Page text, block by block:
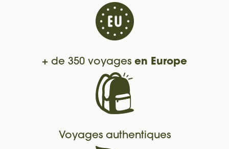
+ de 350 voyages en Europe
Voyages authentiques